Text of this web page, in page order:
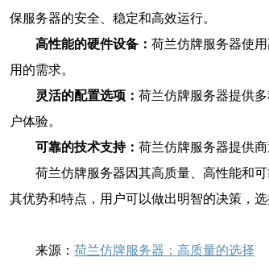
保服务器的安全、稳定和高效运行。
高性能的硬件设备： 荷兰仿牌服务器使
用的需求。
灵活的配置选项： 荷兰仿牌服务器提供
户体验。
可靠的技术支持： 荷兰仿牌服务器提供
荷兰仿牌服务器因其高质量、高性能和
其优势和特点，用户可以做出明智的决策，
来源： 荷兰仿牌服务器：高质量的选择